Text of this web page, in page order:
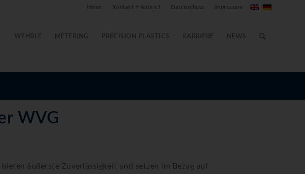
Home Kontakt + Anfahrt Datenschutz Impressum
WEHRLE METERING PRECISION PLASTICS KARRIERE NEWS
WVG
äußerste Zuverlässigkeit und setzen im Bezug auf